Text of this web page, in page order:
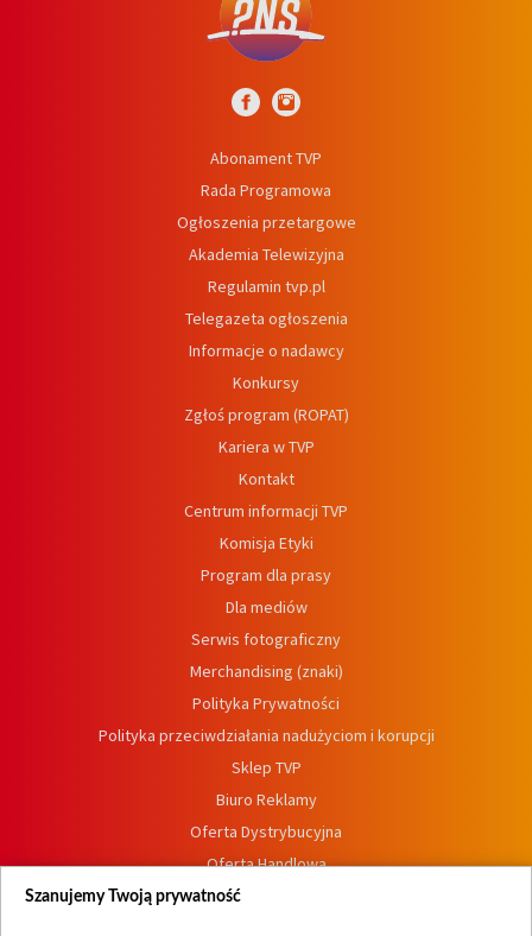
Abonament TVP
Rada Programowa
Ogłoszenia przetargowe
Akademia Telewizyjna
Regulamin tvp.pl
Telegazeta ogłoszenia
Informacje o nadawcy
Konkursy
Zgłoś program (ROPAT)
Kariera w TVP
Kontakt
Centrum informacji TVP
Komisja Etyki
Program dla prasy
Dla mediów
Serwis fotograficzny
Merchandising (znaki)
Polityka Prywatności
Polityka przeciwdziałania nadużyciom i korupcji
Sklep TVP
Biuro Reklamy
Oferta Dystrybucyjna
Oferta Handlowa
Dostępność
Szanujemy Twoją prywatność